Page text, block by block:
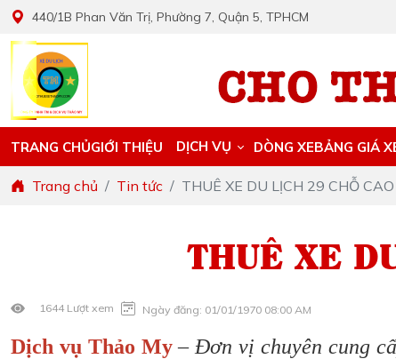
440/1B Phan Văn Trị, Phường 7, Quận 5, TPHCM
TRANG CHỦGIỚI THIỆU DỊCH VỤ DÒNG XEBẢNG GIÁ
Trang chủ Tin tức THUÊ XE DU LỊCH 29 CHỖ
THUÊ XE
1644 Lượt xem Ngày đăng: 01/01/1970 08:00 AM
Dịch vụ Thảo My– Đơn vị chuyên cung